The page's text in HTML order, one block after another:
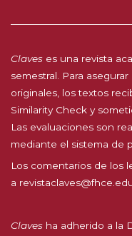
Claves es una revista
semestral. Para
originales, los textos
Similarity Check y
Las evaluaciones son
mediante el sistema de
Los comentarios de los
a
Claves ha adherido a la